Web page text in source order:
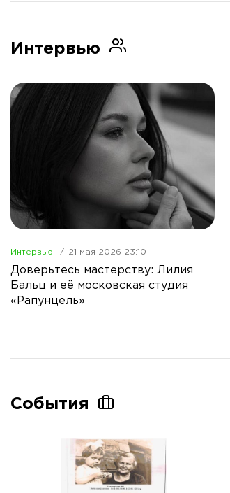
Интервью
Интервью 21 мая 2026 23:10
Доверьтесь мастерству: Лилия
Бальц и её московская студия
«Рапунцель»
События